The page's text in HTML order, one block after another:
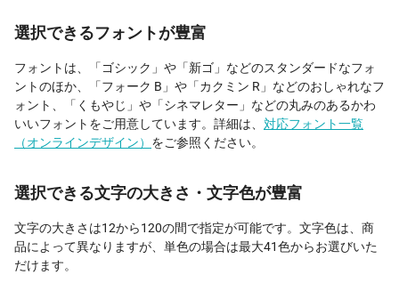
選択できるフォントが豊富
フォントは、「ゴシック」や「新ゴ」などのスタンダードなフォ
ントのほか、「フォーク B」や「カクミン R」などのおしゃれなフ
ォント、「くもやじ」や「シネマレター」などの丸みのあるかわ
いいフォントをご用意しています。詳細は、 対応フォント一覧
（オンラインデザイン） をご参照ください。
選択できる文字の大きさ・文字色が豊富
文字の大きさは12から120の間で指定が可能です。文字色は、商
品によって異なりますが、単色の場合は最大41色からお選びいた
だけます。